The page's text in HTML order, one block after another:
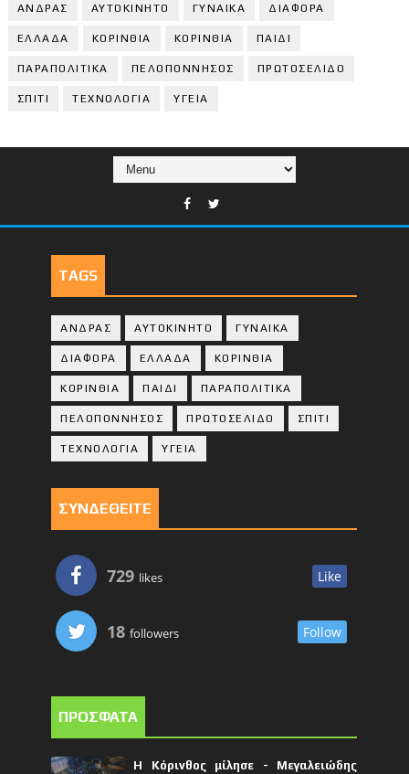
ΑΝΔΡΑΣ ΑΥΤΟΚΙΝΗΤΟ ΓΥΝΑΙΚΑ ΔΙΑΦΟΡΑ
ΕΛΛΑΔΑ ΚΟΡΙΝΘΙΑ ΚΟΡΙΝΘΙA ΠΑΙΔΙ
ΠΑΡΑΠΟΛΙΤΙΚΑ ΠΕΛΟΠΟΝΝΗΣΟΣ ΠΡΩΤΟΣΕΛΙΔΟ
ΣΠΙΤΙ ΤΕΧΝΟΛΟΓΙΑ ΥΓΕΙΑ
TAGS
ΑΝΔΡΑΣ ΑΥΤΟΚΙΝΗΤΟ ΓΥΝΑΙΚΑ
ΔΙΑΦΟΡΑ ΕΛΛΑΔΑ ΚΟΡΙΝΘΙΑ
ΚΟΡΙΝΘΙA ΠΑΙΔΙ ΠΑΡΑΠΟΛΙΤΙΚΑ
ΠΕΛΟΠΟΝΝΗΣΟΣ ΠΡΩΤΟΣΕΛΙΔΟ ΣΠΙΤΙ
ΤΕΧΝΟΛΟΓΙΑ ΥΓΕΙΑ
ΣΥΝΔΕΘΕΙΤΕ
729 likes Like
18 followers Follow
ΠΡΟΣΦΑΤΑ
Η Κόρινθος μίλησε - Μεγαλειώδης